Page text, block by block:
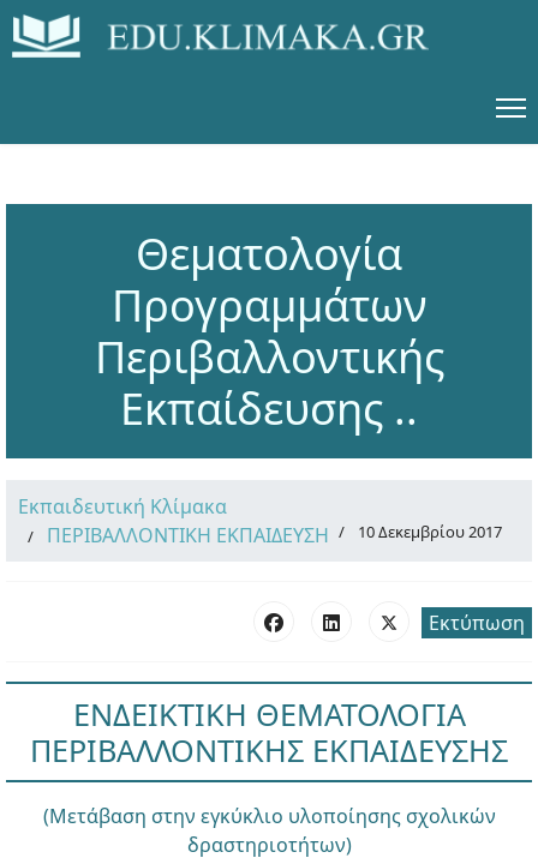
Θεματολογία
Προγραμμάτων
Περιβαλλοντικής
Εκπαίδευσης ..
Εκπαιδευτική Κλίμακα
ΠΕΡΙΒΑΛΛΟΝΤΙΚΗ ΕΚΠΑΙΔΕΥΣΗ
10 Δεκεμβρίου 2017
Εκτύπωση
ΕΝΔΕΙΚΤΙΚΗ ΘΕΜΑΤΟΛΟΓΙΑ
ΠΕΡΙΒΑΛΛΟΝΤΙΚΗΣ ΕΚΠΑΙΔΕΥΣΗΣ
(Μετάβαση στην εγκύκλιο υλοποίησης σχολικών
δραστηριοτήτων)